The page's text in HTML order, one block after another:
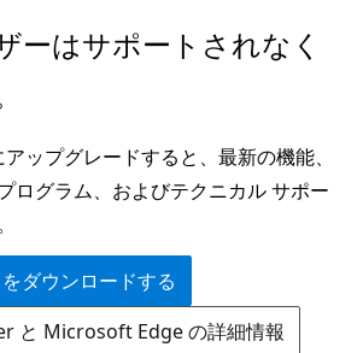
ーはサポートされなく
ップグレードすると、最新の機能、
ログラム、およびテクニカル サポー
ダウンロードする
と Microsoft Edge の詳細情報